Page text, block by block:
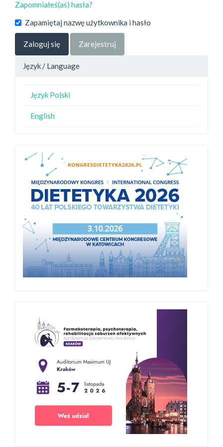
Zapomniałeś(aś) hasła?
Zapamiętaj nazwę użytkownika i hasło
Zaloguj się Zarejestruj
Język / Language
Język Polski
English